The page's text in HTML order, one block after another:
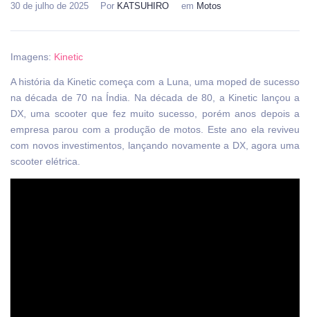
30 de julho de 2025 Por KATSUHIRO em Motos
Imagens: Kinetic
A história da Kinetic começa com a Luna, uma moped de sucesso
na década de 70 na Índia. Na década de 80, a Kinetic lançou a
DX, uma scooter que fez muito sucesso, porém anos depois a
empresa parou com a produção de motos. Este ano ela reviveu
com novos investimentos, lançando novamente a DX, agora uma
scooter elétrica.